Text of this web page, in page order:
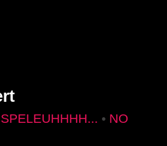
SPELEUHHHH... • NO